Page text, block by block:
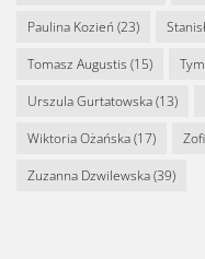
Paulina Kozień (23)
Tomasz Augustis (15)
Urszula Gurtatowska(13)
Wiktoria Ożańska(17)
Zuzanna Dzwilewska(39)